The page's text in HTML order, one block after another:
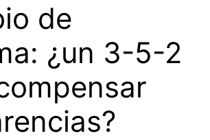
de
¿un 3-5-2